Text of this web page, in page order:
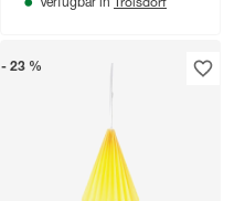
Verfügbar in
- 23 %